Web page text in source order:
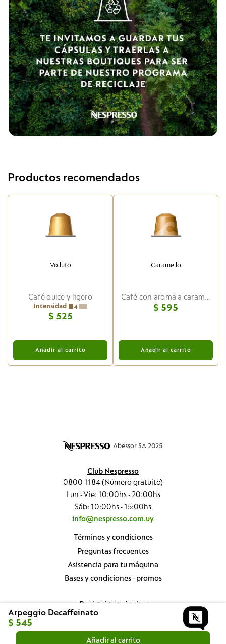
Arpeggio Decaffeinato
$ 545
Añadir al carrito
Productos recomendados
Volluto
Café dulce y ligero
Intensidad 4
$ 525
Añadir al carrito
Caramello
Café con aroma a caramelo
$ 595
Añadir al carrito
Abessor SA 2025
Club Nespresso
0800 1184 (Número gratuito)
Lun - Vie: 10:00hs - 20:00hs
Sáb: 10:00hs - 15:00hs
info@nespresso.com.uy
Términos y condiciones
Preguntas frecuentes
Asistencia para tu máquina
Bases y condiciones - promos
Registrá tu máquina
Sustentabilidad